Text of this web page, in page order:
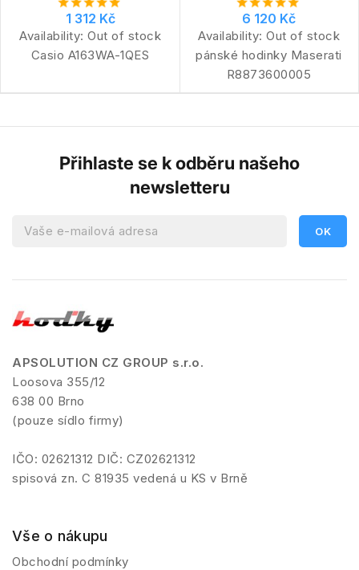
1 312 Kč
Availability: Out of stock
Casio A163WA-1QES
6 120 Kč
Availability: Out of stock
pánské hodinky Maserati
R8873600005
Přihlaste se k odběru našeho
newsletteru
APSOLUTION CZ GROUP s.r.o.
Loosova 355/12
638 00 Brno
(pouze sídlo firmy)
IČO: 02621312 DIČ: CZ02621312
spisová zn. C 81935 vedená u KS v Brně
Vše o nákupu
Obchodní podmínky